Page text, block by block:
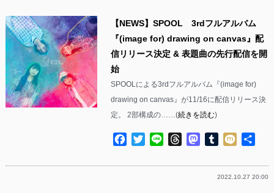
【NEWS】SPOOL 3rdフルアルバム
『(image for) drawing on canvas』配
信リリース決定 & 表題曲の先行配信を開
始
SPOOLによる3rdフルアルバム『(image for)
drawing on canvas』が11/16に配信リリース決
定。 2部構成の……(続きを読む)
Facebook
TwitterLine ThreadsMastodon
Tumblr
Mixi
2022.10.27 20:00